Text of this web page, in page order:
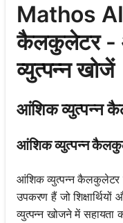
Mathos AI
कैलकुलेटर -
व्युत्पन्न खोजें
आंशिक व्युत्पन्न
आंशिक व्युत्पन्न
आंशिक व्युत्पन्न कैलकुलेटर
उपकरण हैं जो
व्युत्पन्न खोजने में